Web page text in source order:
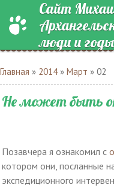
Сайт
люди и годы
Главная » 2014 » Март » 02
Не может быть
Позавчера я ознакомил с
котором они, посланные
экспедиционного